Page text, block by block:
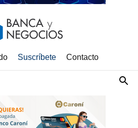
Suscríbete Contacto